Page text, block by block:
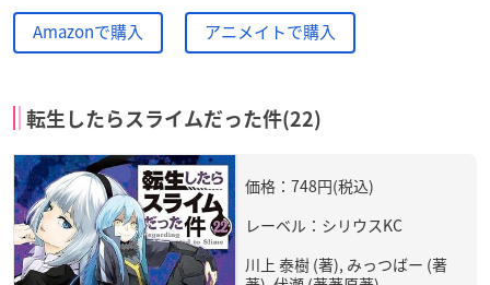
Amazonで購入 アニメイトで購入
転生したらスライムだった件(22)
価格：748円(税込)
レーベル：シリウスKC
川上 泰樹 (著), みっつばー (著